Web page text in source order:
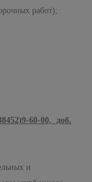
работ);
60-00, доб.
и